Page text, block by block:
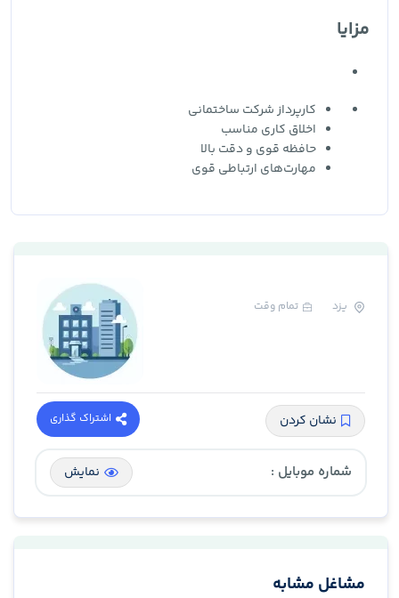
مزایا
کارپرداز شرکت ساختمانی
اخلاق کاری مناسب
حافظه قوی و دقت بالا
مهارت‌های ارتباطی قوی
یزد تمام وقت
نشان کردن اشتراک گذاری
شماره موبایل : نمایش
مشاغل مشابه